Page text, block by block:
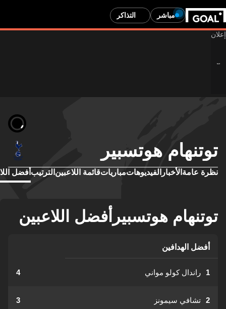
مباشر التذاكر
توتنهام هوتسبير
نظرة عامة الأخبار الفيديوهاتمبارياتقائمة اللاعبين الترتيب أفضل
توتنهام هوتسبيرأفضل اللاعبين
أفضل الهدافين
1 راندال كولو مواني 4
2 تشافي سيمونز 3